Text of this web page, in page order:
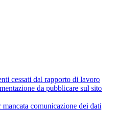
cessati dal rapporto di lavoro
da pubblicare sul sito
mancata comunicazione dei dati